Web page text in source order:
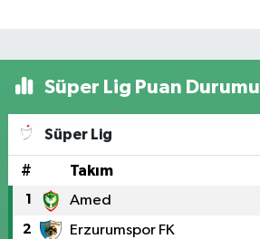
Süper Lig Puan Durumu
Süper Lig
# Takım
1 Amed
2 Erzurumspor FK